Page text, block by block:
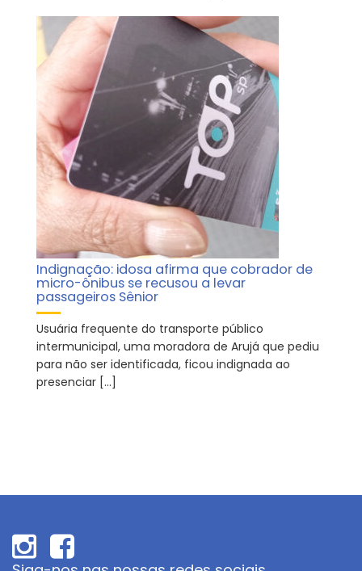
Indignação: idosa afirma que cobrador de
micro-ônibus se recusou a levar
passageiros Sênior
Usuária frequente do transporte público
intermunicipal, uma moradora de Arujá que pediu
para não ser identificada, ficou indignada ao
presenciar […]